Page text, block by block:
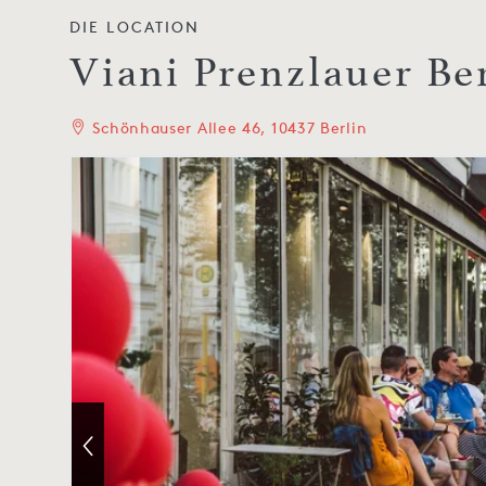
DIE LOCATION
Viani Prenzlauer
Schönhauser Allee 46, 10437 Berlin